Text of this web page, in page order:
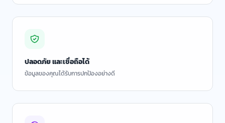
ปลอดภัย และเชื่อถือได้
ข้อมูลของคุณได้รับการปกป้องอย่างดี